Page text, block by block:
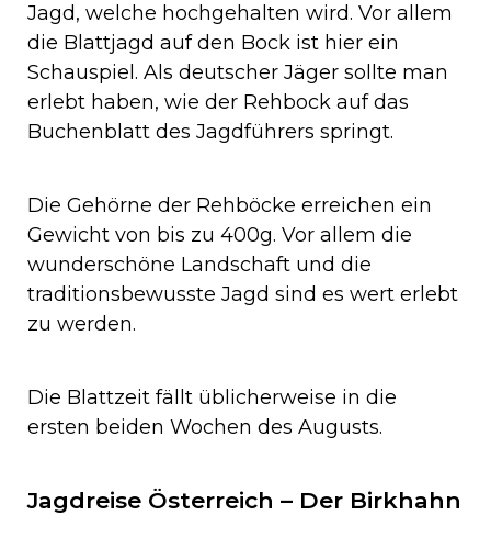
Jagd, welche hochgehalten wird. Vor allem
die Blattjagd auf den Bock ist hier ein
Schauspiel. Als deutscher Jäger sollte man
erlebt haben, wie der Rehbock auf das
Buchenblatt des Jagdführers springt.
Die Gehörne der Rehböcke erreichen ein
Gewicht von bis zu 400g. Vor allem die
wunderschöne Landschaft und die
traditionsbewusste Jagd sind es wert erlebt
zu werden.
Die Blattzeit fällt üblicherweise in die
ersten beiden Wochen des Augusts.
Jagdreise Österreich – Der Birkhahn